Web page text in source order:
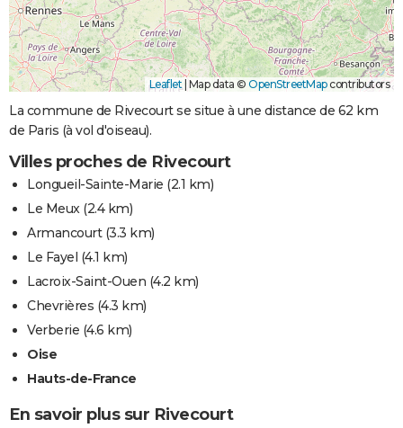
Leaflet Map data © OpenStreetMapcontributors
La commune de Rivecourt se situe à une distance de 62 km
de Paris (à vol d'oiseau).
Villes proches de Rivecourt
Longueil-Sainte-Marie (2.1 km)
Le Meux(2.4 km)
Armancourt(3.3 km)
Le Fayel (4.1 km)
Lacroix-Saint-Ouen (4.2 km)
Chevrières (4.3 km)
Verberie (4.6 km)
Oise
Hauts-de-France
En savoir plus sur Rivecourt